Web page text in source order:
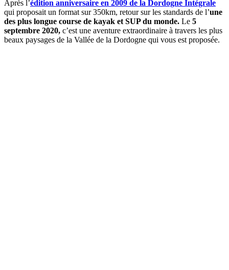
Après l’édition anniversaire en 2009 de la Dordogne Intégrale
qui proposait un format sur 350km, retour sur les standards de l’une
des plus longue course de kayak et SUP du monde. Le 5
septembre 2020, c’est une aventure extraordinaire à travers les plus
beaux paysages de la Vallée de la Dordogne qui vous est proposée.